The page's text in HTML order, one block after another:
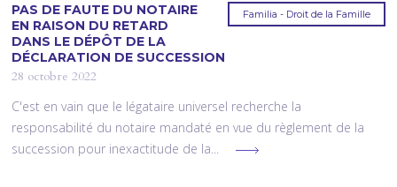
Familia - Droit de la Famille
PAS DE FAUTE DU NOTAIRE
EN RAISON DU RETARD
DANS LE DÉPÔT DE LA
DÉCLARATION DE SUCCESSION
28 octobre 2022
C'est en vain que le légataire universel recherche la
responsabilité du notaire mandaté en vue du règlement de la
succession pour inexactitude de la...